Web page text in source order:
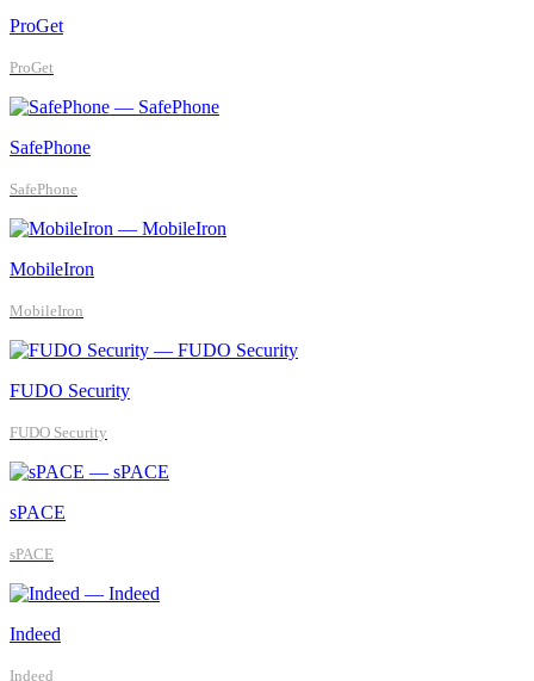
ProGet
ProGet
SafePhone
SafePhone
MobileIron
MobileIron
FUDO Security
FUDO Security
sPACE
sPACE
Indeed
Indeed